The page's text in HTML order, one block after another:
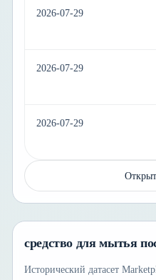
2026-07-29
2026-07-29
2026-07-29
средство для мытья
Исторический датасет